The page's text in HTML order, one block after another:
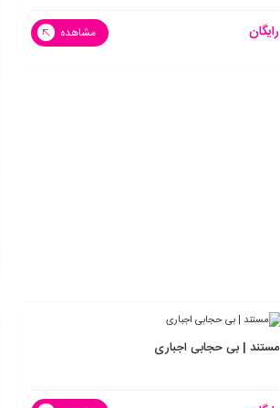
رایگان مشاهده
مستند | بی حجابی اجباری